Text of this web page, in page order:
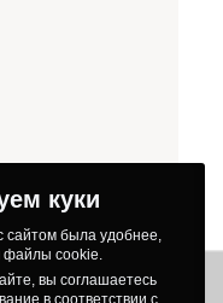
Как получить товар
куки
сайтом была удобнее,
файлы cookie.
вы соглашаетесь
в соответствии с